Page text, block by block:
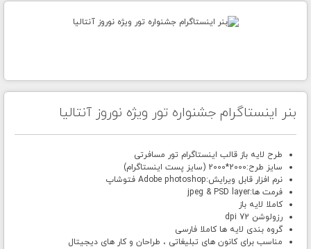
بنر اینستاگرام جشنواره تور ویژه نوروز آنتالیا
طرح لایه باز قالب اینستاگرام تور مسافرتی
سایز طرح:2000*2000 (سایز پست اینستاگرام)
نرم افزار قابل ویرایش:Adobe photoshop فتوشاپ
فرمت ها:jpeg & PSD layer
کاملا لایه باز
رزولوشن 72 dpi
گروه بندی لایه ها کاملا فارسی
مناسب برای کانون های تبلیغاتی ، طراحان و کار های دیجیتال